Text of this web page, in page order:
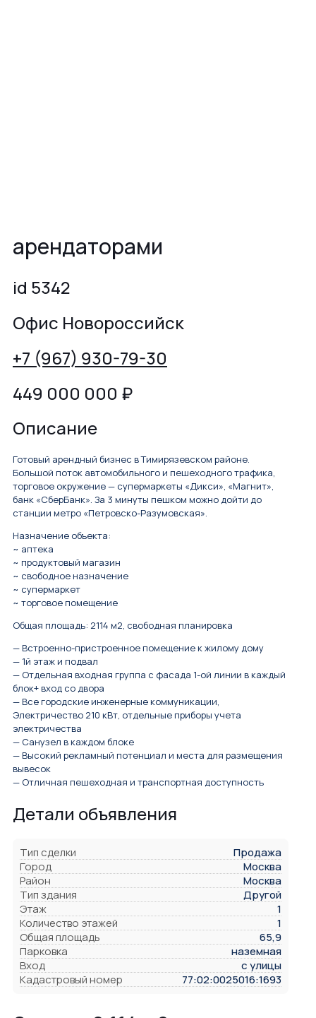
арендаторами
id 5342
Офис Новороссийск
+7 (967) 930-79-30
449 000 000 ₽
Описание
Готовый арендный бизнес в Тимирязевском районе.
Большой поток автомобильного и пешеходного трафика,
торговое окружение — супермаркеты «Дикси», «Магнит»,
банк «СберБанк». За 3 минуты пешком можно дойти до
станции метро «Петровско-Разумовская».
Назначение объекта:
~ аптека
~ продуктовый магазин
~ свободное назначение
~ супермаркет
~ торговое помещение
Общая площадь: 2114 м2, свободная планировка
— Встроенно-пристроенное помещение к жилому дому
— 1й этаж и подвал
— Отдельная входная группа с фасада 1-ой линии в каждый
блок+ вход со двора
— Все городские инженерные коммуникации,
Электричество 210 кВт, отдельные приборы учета
электричества
— Санузел в каждом блоке
— Высокий рекламный потенциал и места для размещения
вывесок
— Отличная пешеходная и транспортная доступность
Детали объявления
Тип сделки
Продажа
Город
Москва
Район
Москва
Тип здания
Другой
Этаж
1
Количество этажей
1
Общая площадь
65,9
Парковка
наземная
Вход
с улицы
Кадастровый номер
77:02:0025016:1693